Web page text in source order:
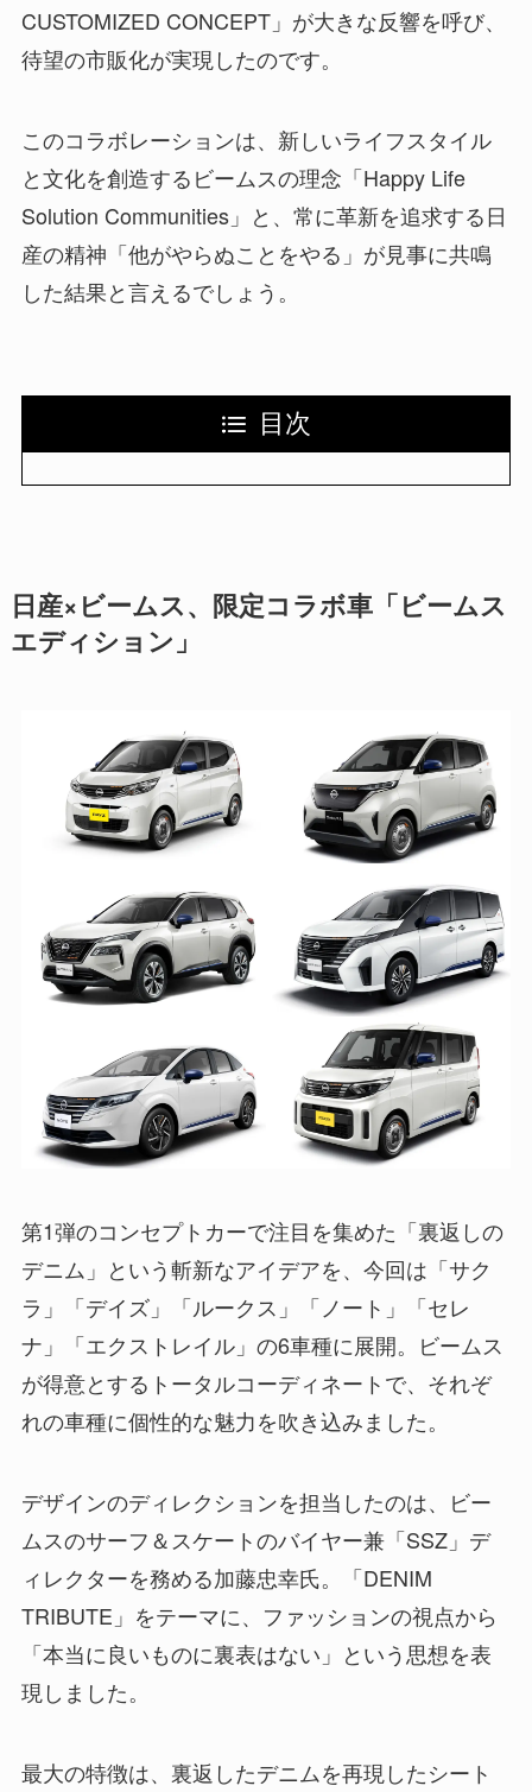
CUSTOMIZED CONCEPT」が大きな反響を呼び、
待望の市販化が実現したのです。
このコラボレーションは、新しいライフスタイル
と文化を創造するビームスの理念「Happy Life
Solution Communities」と、常に革新を追求する日
産の精神「他がやらぬことをやる」が見事に共鳴
した結果と言えるでしょう。
目次
日産×ビームス、限定コラボ車「ビームス
エディション」
第1弾のコンセプトカーで注目を集めた「裏返しの
デニム」という斬新なアイデアを、今回は「サク
ラ」「デイズ」「ルークス」「ノート」「セレ
ナ」「エクストレイル」の6車種に展開。ビームス
が得意とするトータルコーディネートで、それぞ
れの車種に個性的な魅力を吹き込みました。
デザインのディレクションを担当したのは、ビー
ムスのサーフ＆スケートのバイヤー兼「SSZ」デ
ィレクターを務める加藤忠幸氏。「DENIM
TRIBUTE」をテーマに、ファッションの視点から
「本当に良いものに裏表はない」という思想を表
現しました。
最大の特徴は、裏返したデニムを再現したシート